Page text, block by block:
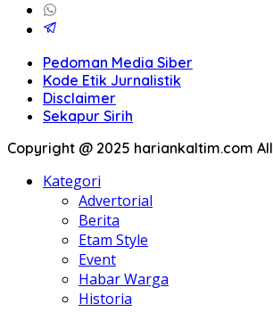
Pedoman Media Siber
Kode Etik Jurnalistik
Disclaimer
Sekapur Sirih
Copyright @ 2025 hariankaltim.com
Kategori
Advertorial
Berita
Etam Style
Event
Habar Warga
Historia